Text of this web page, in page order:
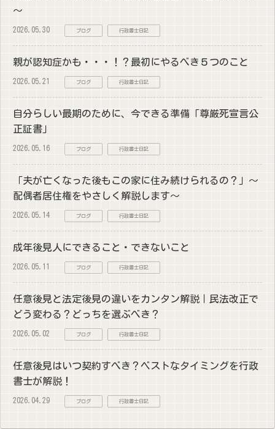
～
2026.05.30 ブログ 行政書士日記
親が認知症かも・・・！？最初にやるべき５つのこと
2026.05.21 ブログ 行政書士日記
自分らしい最期のために、今できる準備「尊厳死宣言公
正証書」
2026.05.16 ブログ 行政書士日記
「夫が亡くなった後もこの家に住み続けられるの？」～
配偶者居住権をやさしく解説します～
2026.05.14 ブログ 行政書士日記
成年後見人にできること・できないこと
2026.05.11 ブログ 行政書士日記
任意後見と法定後見の違いをカンタン解説｜民法改正で
どう変わる？どっちを選ぶべき？
2026.05.02 ブログ 行政書士日記
任意後見はいつ契約すべき？ベストなタイミングを行政
書士が解説！
2026.04.29 ブログ 行政書士日記